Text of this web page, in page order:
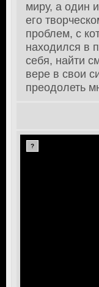
миру, а один
его
проблем, с
находился в
себя, найти
вере в свои
преодолеть
?